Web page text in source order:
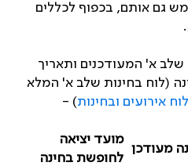
גם אותם, בכפוף לכללים
א' המעודכנים ותאריך
(לוח בחינות שלב א' המלא
לוח אירועים ובחינות) -
מעודכן
מועד יציאה
לחופשת בחינה